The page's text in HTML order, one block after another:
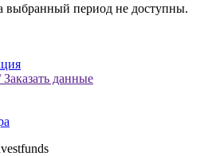
выбранный период не доступны.
данные